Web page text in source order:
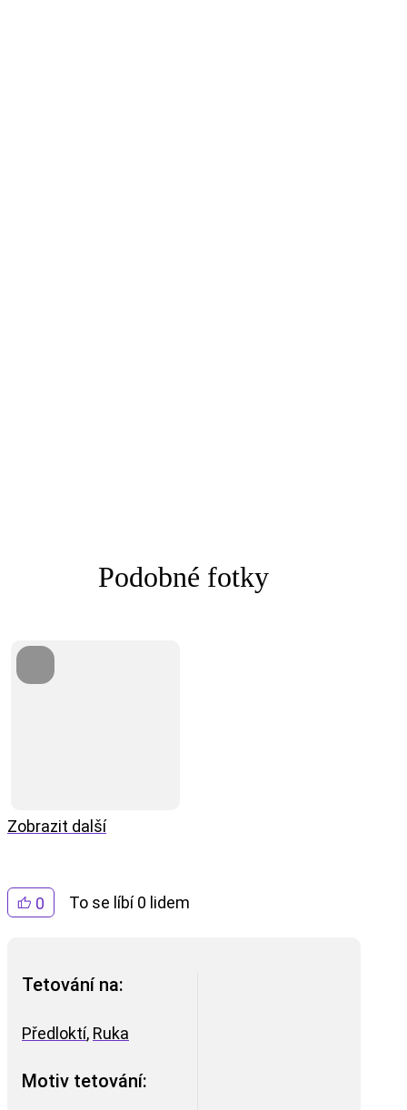
0 To se líbí 0 lidem
Tetování na:
Předloktí, Ruka
Motiv tetování:
Podobné fotky
Zobrazit další